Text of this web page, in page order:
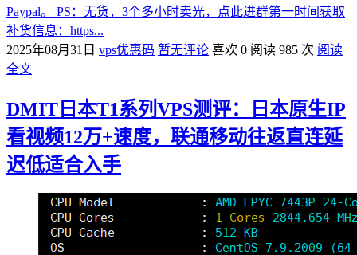
Paypal。 PS：无货，3个多小时卖光，点此进群第一时间获取
补货信息：https...
2025年08月31日 vps优惠码 暂无评论 喜欢 0 阅读 985 次 阅读
全文
DMIT日本T1系列VPS测评：日本原生IP
看视频12万+速度，联通移动往返直连延
迟低适合入手